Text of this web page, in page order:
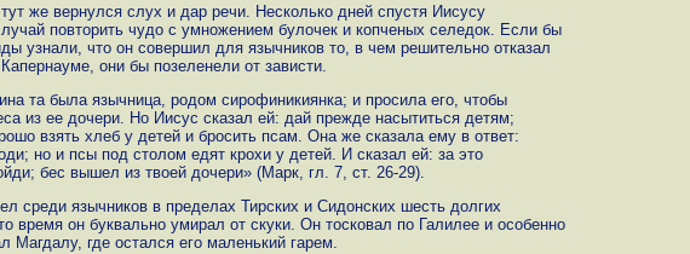
же вернулся слух и дар речи. Несколько дней спустя Иисусу
повторить чудо с умножением булочек и копченых селедок. Если бы
узнали, что он совершил для язычников то, в чем решительно отказал
они бы позеленели от зависти.
та была язычница, родом сирофиникиянка; и просила его, чтобы
из ее дочери. Но Иисус сказал ей: дай прежде насытиться детям;
взять хлеб у детей и бросить псам. Она же сказала ему в ответ:
но и псы под столом едят крохи у детей. И сказал ей: за это
бес вышел из твоей дочери» (Марк, гл. 7, ст. 26-29).
среди язычников в пределах Тирских и Сидонских шесть долгих
время он буквально умирал от скуки. Он тосковал по Галилее и особенно
Магдалу, где остался его маленький гарем.